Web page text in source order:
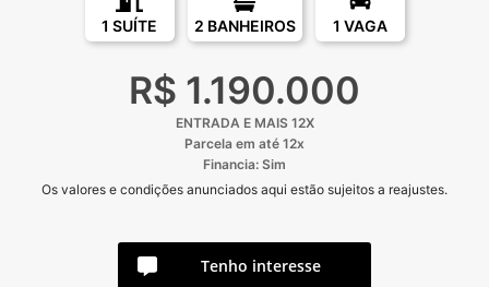
1 SUÍTE 2 BANHEIROS 1 VAGA
R$ 1.190.000
ENTRADA E MAIS 12X
Parcela em até 12x
Financia: Sim
Os valores e condições anunciados aqui estão sujeitos a reajustes.
Tenho interesse